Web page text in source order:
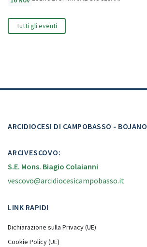
Tutti gli eventi
ARCIDIOCESI DI CAMPOBASSO - BOJANO
ARCIVESCOVO:
S.E. Mons. Biagio Colaianni
vescovo@arcidiocesicampobasso.it
LINK RAPIDI
Dichiarazione sulla Privacy (UE)
Cookie Policy (UE)